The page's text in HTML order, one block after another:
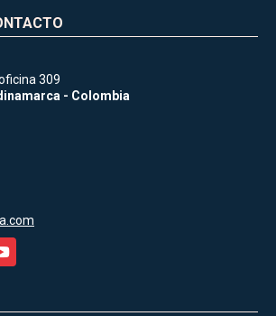
309
- Colombia